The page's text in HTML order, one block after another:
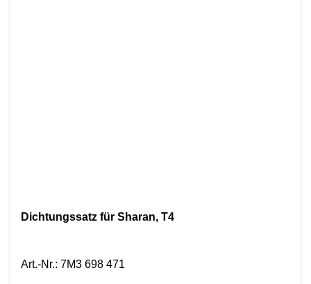
Dichtungssatz für Sharan, T4
Art.-Nr.: 7M3 698 471